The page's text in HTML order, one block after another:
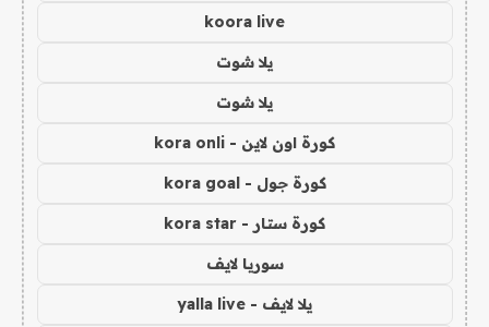
koora live
يلا شوت
يلا شوت
كورة اون لاين - kora onli
كورة جول - kora goal
كورة ستار - kora star
سوريا لايف
يلا لايف - yalla live